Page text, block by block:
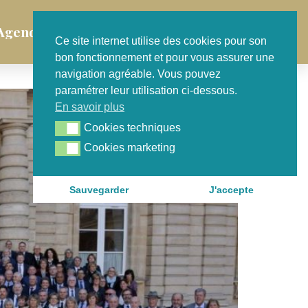
Ce site internet utilise des cookies pour son
bon fonctionnement et pour vous assurer une
navigation agréable. Vous pouvez
paramétrer leur utilisation ci-dessous.
En savoir plus
Cookies techniques
Cookies techniques
Cookies marketing
Cookies marketing
Sauvegarder J'accepte